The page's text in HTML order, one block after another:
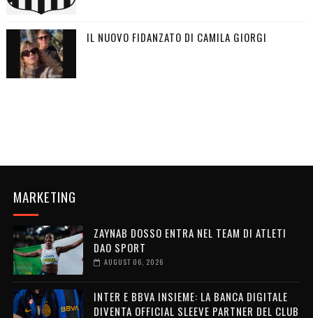
IL NUOVO FIDANZATO DI CAMILA GIORGI
MARKETING
ZAYNAB DOSSO ENTRA NEL TEAM DI ATLETI
DAO SPORT
AUGUST 06, 2026
INTER E BBVA INSIEME: LA BANCA DIGITALE
DIVENTA OFFICIAL SLEEVE PARTNER DEL CLUB